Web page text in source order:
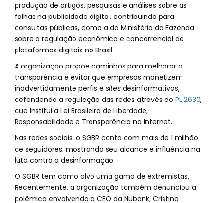
produção de artigos, pesquisas e análises sobre as
falhas na publicidade digital, contribuindo para
consultas públicas, como a do Ministério da Fazenda
sobre a regulação econômica e concorrencial de
plataformas digitais no Brasil.
A organização propõe caminhos para melhorar a
transparência e evitar que empresas monetizem
inadvertidamente perfis e sites desinformativos,
defendendo a regulação das redes através do PL 2630,
que Institui a Lei Brasileira de Liberdade,
Responsabilidade e Transparência na Internet.
Nas redes sociais, o SGBR conta com mais de 1 milhão
de seguidores, mostrando seu alcance e influência na
luta contra a desinformação.
O SGBR tem como alvo uma gama de extremistas.
Recentemente, a organização também denunciou a
polêmica envolvendo a CEO da Nubank, Cristina